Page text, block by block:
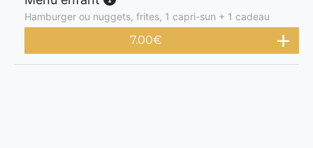
Hamburger ou nuggets, frites, 1 capri-sun + 1 cadeau
7.00€